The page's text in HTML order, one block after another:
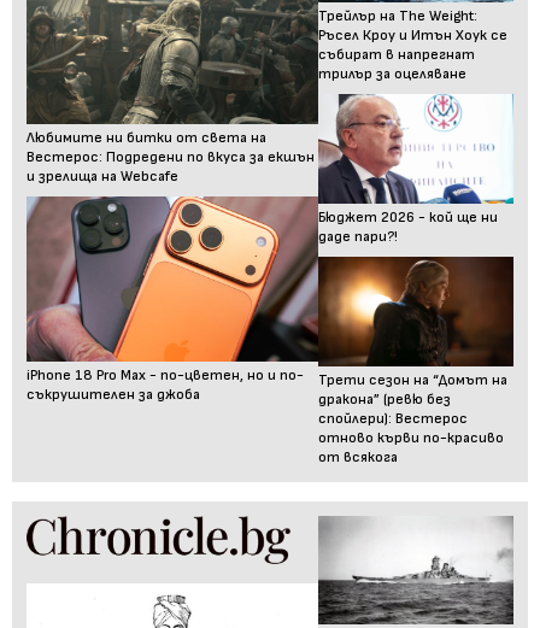
Любимите ни битки от света на
Вестерос: Подредени по вкуса за екшън
и зрелища на Webcafe
iPhone 18 Pro Max - по-цветен, но и по-
съкрушителен за джоба
Трейлър на The Weight:
Ръсел Кроу и Итън Хоук се
събират в напрегнат
трилър за оцеляване
Бюджет 2026 - кой ще ни
даде пари?!
Трети сезон на “Домът на
дракона” (ревю без
спойлери): Вестерос
отново кърви по-красиво
от всякога